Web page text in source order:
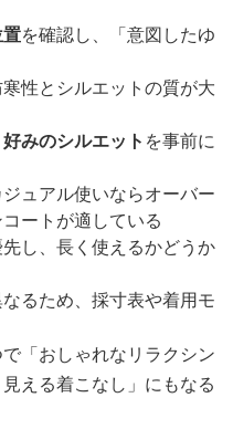
を確認し、「意図したゆ
性とシルエットの質が大
みのシルエット を事前に
ュアル使いならオーバー
ートが適している
し、長く使えるかどうか
るため、採寸表や着用モ
「おしゃれなリラクシン
える着こなし」にもなる